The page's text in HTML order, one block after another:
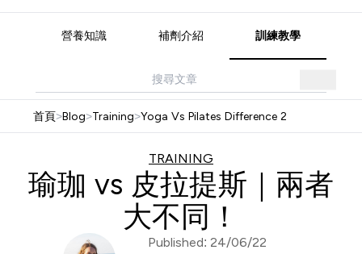
營養知識 補劑介紹 訓練教學
首頁>Blog>Training>Yoga Vs Pilates Difference 2
TRAINING
瑜珈 vs 皮拉提斯｜兩者
大不同！
Published: 24/06/22